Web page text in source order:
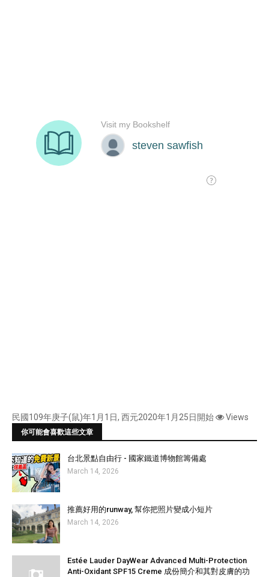
民國109年庚子(鼠)年1月1日, 西元2020年1月25日開始 Views
你可能會喜歡這些文章
台北景點自由行 - 國家鐵道博物館籌備處
March 14, 2026
推薦好用的runway, 幫你把照片變成小短片
March 14, 2026
Estée Lauder DayWear Advanced Multi-Protection
Anti-Oxidant SPF15 Creme 成份簡介和其對皮膚的功